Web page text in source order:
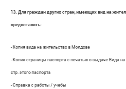
13. Для граждан других стран, имеющих вид на
предоставить:
- Копия вида на жительство в Молдове
- Копия страницы паспорта с печатью о выдаче Вида
стр. этого паспорта
- Справка с работы / учебы